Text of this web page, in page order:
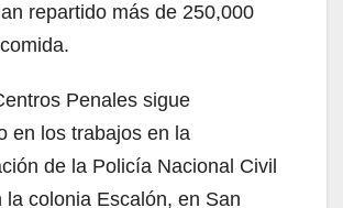
repartido más de 250,000
Penales sigue
en los trabajos en la
de la Policía Nacional Civil
la colonia Escalón, en San